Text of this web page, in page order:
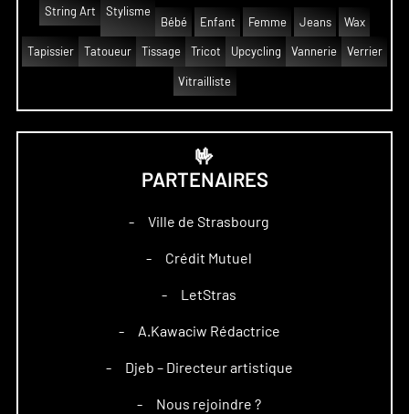
String Art
Stylisme
Bébé
Enfant Femme Jeans Wax
Tapissier Tatoueur Tissage Tricot Upcycling Vannerie Verrier
Vitrailliste
🤟
PARTENAIRES
– Ville de Strasbourg
– Crédit Mutuel
– LetStras
– A.Kawaciw Rédactrice
– Djeb – Directeur artistique
– Nous rejoindre ?